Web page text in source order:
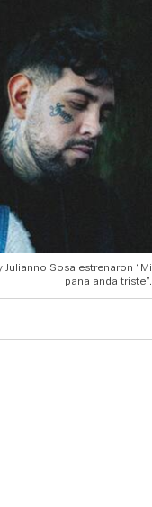
Sosa estrenaron “Mi
pana anda triste”.